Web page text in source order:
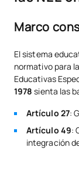
Marco
El sistema
normativo para
Educativas
1978 sienta las
Artículo 27:
Artículo 49:
integración